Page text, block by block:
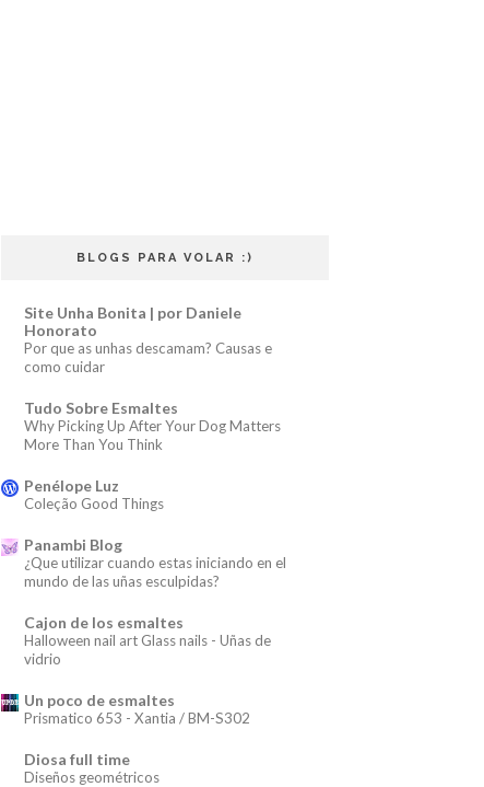
BLOGS PARA VOLAR :)
Site Unha Bonita | por Daniele
Honorato
Por que as unhas descamam? Causas e
como cuidar
Tudo Sobre Esmaltes
Why Picking Up After Your Dog Matters
More Than You Think
Penélope Luz
Coleção Good Things
Panambi Blog
¿Que utilizar cuando estas iniciando en el
mundo de las uñas esculpidas?
Cajon de los esmaltes
Halloween nail art Glass nails - Uñas de
vidrio
Un poco de esmaltes
Prismatico 653 - Xantia / BM-S302
Diosa full time
Diseños geométricos